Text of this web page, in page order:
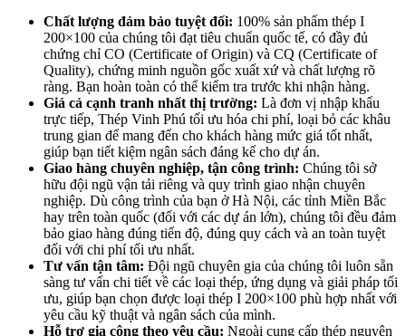
Chất lượng đảm bảo tuyệt đối: 100% sản phẩm thép I
200×100 của chúng tôi đạt tiêu chuẩn quốc tế, có đầy đủ
chứng chỉ CO (Certificate of Origin) và CQ (Certificate of
Quality), chứng minh nguồn gốc xuất xứ và chất lượng rõ
ràng. Bạn hoàn toàn có thể kiểm tra trước khi nhận hàng.
Giá cả cạnh tranh nhất thị trường: Là đơn vị nhập khẩu
trực tiếp, Thép Vinh Phú tối ưu hóa chi phí, loại bỏ các khâu
trung gian để mang đến cho khách hàng mức giá tốt nhất,
giúp bạn tiết kiệm ngân sách đáng kể cho dự án.
Giao hàng chuyên nghiệp, tận công trình: Chúng tôi sở
hữu đội ngũ vận tải riêng và quy trình giao nhận chuyên
nghiệp. Dù công trình của bạn ở Hà Nội, các tỉnh Miền Bắc
hay trên toàn quốc (đối với các dự án lớn), chúng tôi đều đảm
bảo giao hàng đúng tiến độ, đúng quy cách và an toàn tuyệt
đối với chi phí tối ưu nhất.
Tư vấn tận tâm: Đội ngũ chuyên gia của chúng tôi luôn sẵn
sàng tư vấn chi tiết về các loại thép, ứng dụng và giải pháp tối
ưu, giúp bạn chọn được loại thép I 200×100 phù hợp nhất với
yêu cầu kỹ thuật và ngân sách của mình.
Hỗ trợ gia công theo yêu cầu: Ngoài cung cấp thép nguyên